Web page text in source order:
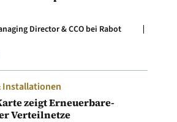
Director & CCO bei Rabot
Installationen
zeigt Erneuerbare-
Verteilnetze